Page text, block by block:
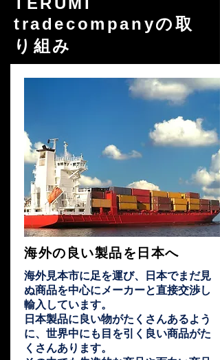
海外の良い製品を日本へ
海外見本市に足を運び、日本でまだ見
ぬ商品を中心にメーカーと直接交渉し
輸入しています。
日本製品に良い物がたくさんあるよう
に、世界中にも目を引く良い商品がた
くさんあります。
tradecompanyの取
り組み